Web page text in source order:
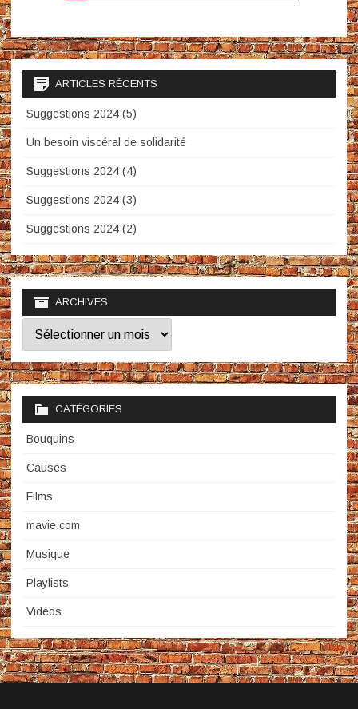
ARTICLES RÉCENTS
Suggestions 2024 (5)
Un besoin viscéral de solidarité
Suggestions 2024 (4)
Suggestions 2024 (3)
Suggestions 2024 (2)
ARCHIVES
Archives
CATÉGORIES
Bouquins
Causes
Films
mavie.com
Musique
Playlists
Vidéos